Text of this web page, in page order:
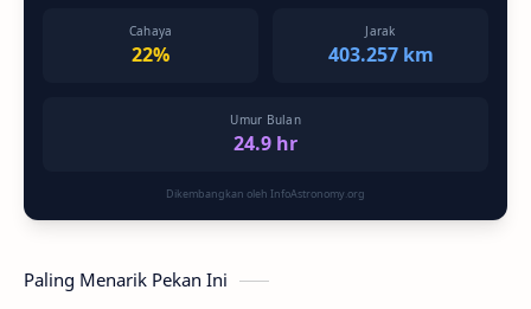
Cahaya
22%
Jarak
403.257 km
Umur Bulan
24.9 hr
Dikembangkan oleh InfoAstronomy.org
Paling Menarik Pekan Ini